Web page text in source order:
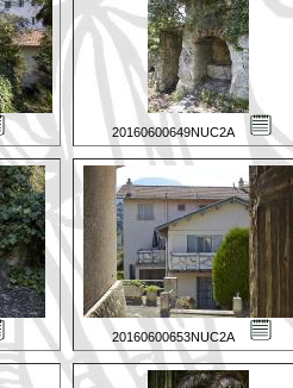
20160600649NUC2A
20160600653NUC2A